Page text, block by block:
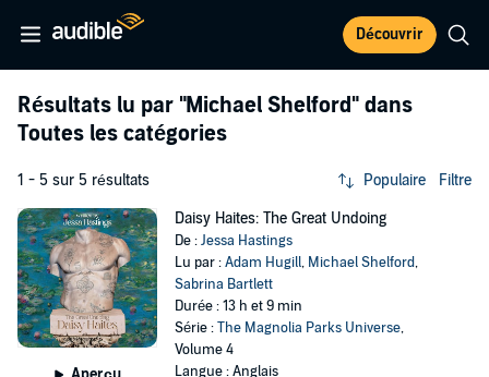
Découvrir
Résultats lu par "Michael Shelford" dans
Toutes les catégories
1 - 5 sur 5 résultats Populaire Filtre
Daisy Haites: The Great Undoing
De :Jessa Hastings
Lu par :Adam Hugill, Michael Shelford,
Sabrina Bartlett
Durée : 13 h et 9 min
Série :The Magnolia Parks Universe,
Volume 4
Langue : Anglais